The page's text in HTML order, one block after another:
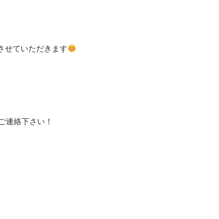
せていただきます
連絡下さい！